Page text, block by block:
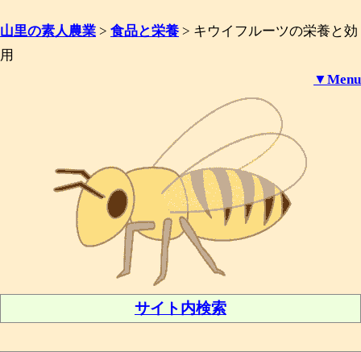
山里の素人農業 > 食品と栄養 > キウイフルーツの栄養と効
用
▼Menu
サイト内検索